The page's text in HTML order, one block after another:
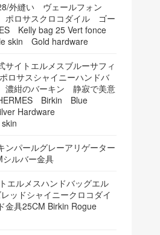
外縫い ヴェールフォン
ロサスクロコダイル ゴー
Kelly bag 25 Vert fonce
skin Gold hardware
サイトエルメスブルーサフィ
ロサスシャイニーハンドバ
濃紺のバーキン 静寂で美意
Birkin Blue
Hardware
ンパールグレーアリゲーター
シルバー金具
エルメスハンドバッグエル
ッドシャイニークロコダイ
金具25CM Birkin Rogue